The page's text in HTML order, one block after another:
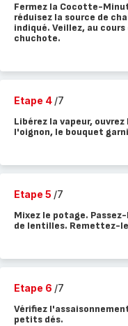
Fermez la Cocotte-
réduisez la source de
indiqué. Veillez, au
chuchote.
Etape 4 /7
Libérez la vapeur,
l'oignon, le bouquet
Etape 5 /7
Mixez le potage.
de lentilles. Remettez-
Etape 6 /7
Vérifiez
petits dés.